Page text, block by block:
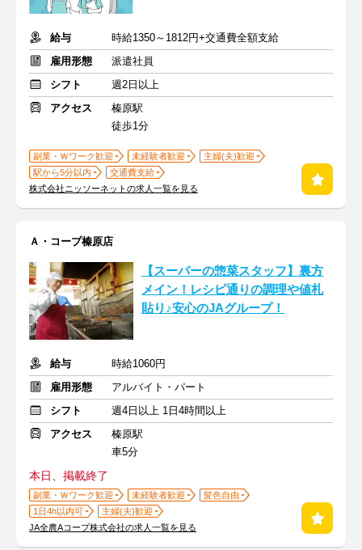
給与
時給1350～1812円+交通費全額支給
雇用形態
派遣社員
シフト
週2日以上
アクセス
榛原駅
徒歩1分
副業・Ｗワーク歓迎 未経験者歓迎
主婦(夫)歓迎
駅から5分以内
交通費支給
株式会社ニッソーネットの求人一覧を見る
Ａ・コープ榛原店
【スーパーの惣菜スタッフ】裏方
メイン！レシピ通りの調理や値札
貼り♪安心のJAグループ！
給与
時給1060円
雇用形態
アルバイト・パート
シフト
週4日以上 1日4時間以上
アクセス
榛原駅
車5分
本日、掲載終了
副業・Ｗワーク歓迎 未経験者歓迎
髪色自由
1日4h以内可
主婦(夫)歓迎
JA全農Aコープ株式会社の求人一覧を見る